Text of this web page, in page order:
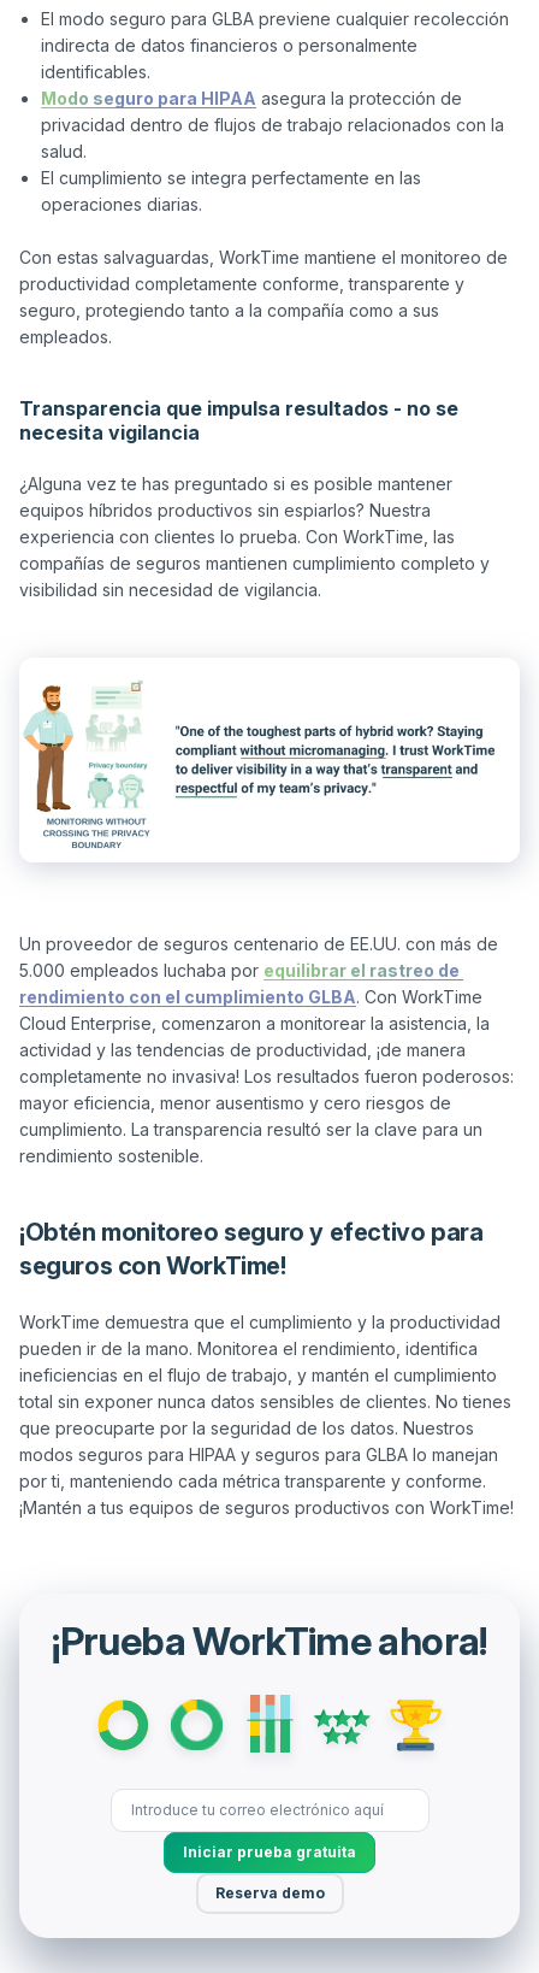
El modo seguro para GLBA previene cualquier recolección
indirecta de datos financieros o personalmente
identificables.
Modo seguro para HIPAA asegura la protección de
privacidad dentro de flujos de trabajo relacionados con la
salud.
El cumplimiento se integra perfectamente en las
operaciones diarias.
Con estas salvaguardas, WorkTime mantiene el monitoreo de
productividad completamente conforme, transparente y
seguro, protegiendo tanto a la compañía como a sus
empleados.
Transparencia que impulsa resultados - no se
necesita vigilancia
¿Alguna vez te has preguntado si es posible mantener
equipos híbridos productivos sin espiarlos? Nuestra
experiencia con clientes lo prueba. Con WorkTime, las
compañías de seguros mantienen cumplimiento completo y
Un proveedor de seguros centenario de EE.UU. con más de
5.000 empleados luchaba por equilibrar el rastreo de
rendimiento con el cumplimiento GLBA. Con WorkTime
Cloud Enterprise, comenzaron a monitorear la asistencia, la
actividad y las tendencias de productividad, ¡de manera
completamente no invasiva! Los resultados fueron poderosos:
mayor eficiencia, menor ausentismo y cero riesgos de
cumplimiento. La transparencia resultó ser la clave para un
¡Obtén monitoreo seguro y efectivo para
seguros con WorkTime!
WorkTime demuestra que el cumplimiento y la productividad
pueden ir de la mano. Monitorea el rendimiento, identifica
ineficiencias en el flujo de trabajo, y mantén el cumplimiento
total sin exponer nunca datos sensibles de clientes. No tienes
que preocuparte por la seguridad de los datos. Nuestros
modos seguros para HIPAA y seguros para GLBA lo manejan
por ti, manteniendo cada métrica transparente y conforme.
¡Prueba WorkTime ahora!
Iniciar prueba gratuita
Reserva demo